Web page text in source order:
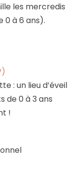
les mercredis
0 à 6 ans).
: un lieu d’éveil
de 0 à 3 ans
!